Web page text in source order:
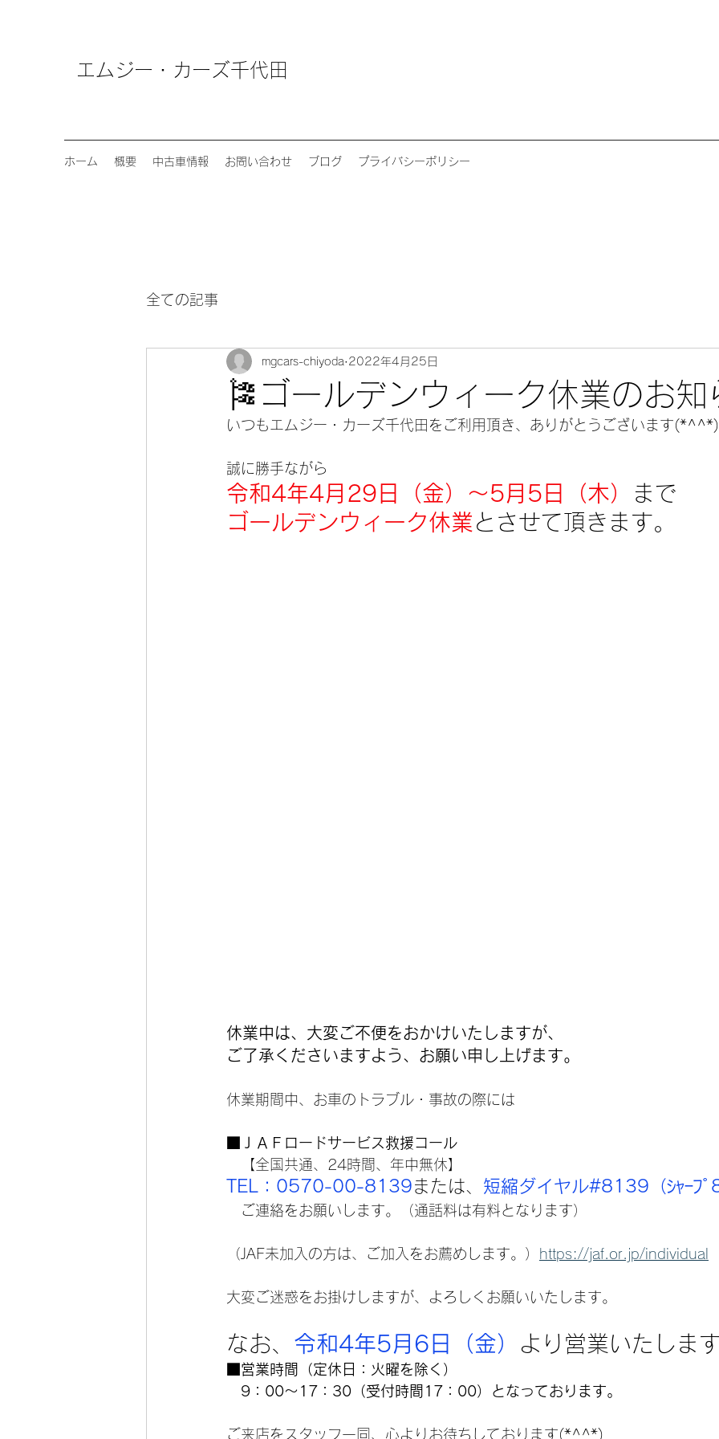
エムジー・カーズ千代田
ホーム 概要 中古車情報 お問い合わせ ブログ プライバシーポリシー
全ての記事
🎏ゴールデンウィーク休業のお知
mgcars-chiyoda 2022年4月25日
いつもエムジー・カーズ千代田をご利用頂き、ありがとうございます
誠に勝手ながら
令和4年4月29日（金）～5月5日（木）
まで
ゴールデンウィーク休業 とさせて頂きます。
休業中は、大変ご不便をおかけいたしますが、
ご了承くださいますよう、お願い申し上げます。
休業期間中、お車のトラブル・事故の際には
ＪＡＦロードサービス救援コール
【全国共通、24時間、年中無休】
TEL：0570-00-8139または、 短縮ダイヤル#8139（ｼｬｰﾌ
ご連絡をお願いします。（通話料は有料となります）
（JAF未加入の方は、ご加入をお薦めします。） https://jaf.or.jp/individual
大変ご迷惑をお掛けしますが、よろしくお願いいたします。
なお、 令和4年5月6日（金） より営業いたしま
■営業時間（定休日：火曜を除く）
9：00～17：30（受付時間17：00）となっております。
ご来店をスタッフ一同、心よりお待ちしております(*^^*)